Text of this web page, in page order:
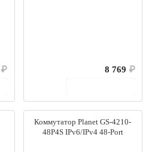
₽
8 769 ₽
Коммутатор Planet GS-4210-
48P4S IPv6/IPv4 48-Port